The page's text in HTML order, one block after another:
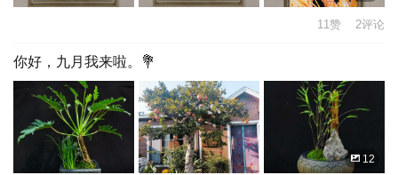
11赞 2评论
你好，九月我来啦。💐
12